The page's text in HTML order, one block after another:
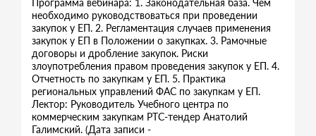
Программа вебинара: 1. Законодательная база. Чем
необходимо руководствоваться при проведении
закупок у ЕП. 2. Регламентация случаев применения
закупок у ЕП в Положении о закупках. 3. Рамочные
договоры и дробление закупок. Риски
злоупотребления правом проведения закупок у ЕП. 4.
Отчетность по закупкам у ЕП. 5. Практика
региональных управлений ФАС по закупкам у ЕП.
Лектор: Руководитель Учебного центра по
коммерческим закупкам РТС-тендер Анатолий
Галимский. (Дата записи -